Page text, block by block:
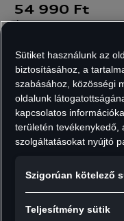
54 990 Ft
Áfát tartalmaz,
Praktikus és
pántos bőr
rendelkezésre,
Sütiket használunk az
biztosításához, a
szabásához, közösségi
oldalunk
kapcsolatos
területén tevékenykedő,
szolgáltatásokat nyújtó
Szigorúan kötelező
Teljesítmény sütik